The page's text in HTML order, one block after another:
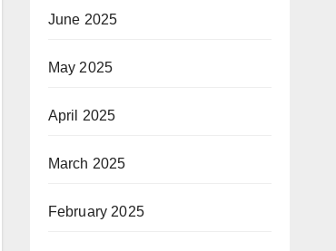
June 2025
May 2025
April 2025
March 2025
February 2025